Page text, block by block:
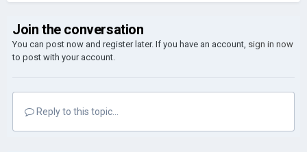
Join the conversation
You can post now and register later. If you have an account, sign in now
to post with your account.
Reply to this topic...